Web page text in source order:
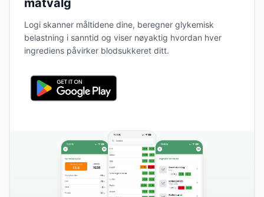
matvalg
Logi skanner måltidene dine, beregner glykemisk
belastning i sanntid og viser nøyaktig hvordan hver
ingrediens påvirker blodsukkeret ditt.